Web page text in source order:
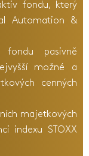
fondu, který
Automation &
pasivně
možné a
cenných
majetkových
indexu STOXX